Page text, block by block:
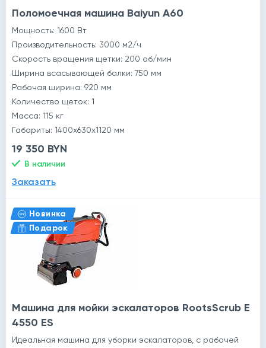
Поломоечная машина Baiyun A60
Мощность: 1600 Вт
Производительность: 3000 м2/ч
Скорость вращения щетки: 200 об/мин
Ширина всасывающей балки: 750 мм
Рабочая ширина: 920 мм
Количество щеток: 1
Масса: 115 кг
Габариты: 1400x630x1120 мм
19 350 BYN
В наличии
Заказать
Новинка
Подарок
Машина для мойки эскалаторов RootsScrub E
4550 ES
Идеальная машина для уборки эскалаторов, с рабочей